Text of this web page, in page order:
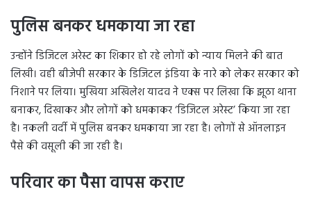
पुलिस बनकर धमकाया जा रहा
उन्होंने डिजिटल अरेस्ट का शिकार हो रहे लोगों को न्याय मिलने की बात
लिखी। वही बीजेपी सरकार के डिजिटल इंडिया के नारे को लेकर सरकार को
निशाने पर लिया। मुखिया अखिलेश यादव ने एक्स पर लिखा कि झूठा थाना
बनाकर, दिखाकर और लोगों को धमकाकर ‘डिजिटल अरेस्ट’ किया जा रहा
है। नकली वर्दी में पुलिस बनकर धमकाया जा रहा है। लोगों से ऑनलाइन
पैसे की वसूली की जा रही है।
परिवार का पैसा वापस कराए